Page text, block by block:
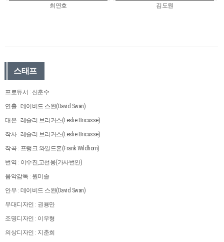
최연호 김도원
스태프
프로듀서 : 신춘수
연출 : 데이비드 스완(David Swan)
대본 : 레슬리 브리커스(Leslie Bricusse)
작사 : 레슬리 브리커스(Leslie Bricusse)
작곡 : 프랭크 와일드혼(Frank Wildhorn)
번역 : 이수진,고선웅(가사번안)
음악감독 : 원미솔
안무 : 데이비드 스완(David Swan)
무대디자인 : 권용만
조명디자인 : 이우형
의상디자인 : 지춘희